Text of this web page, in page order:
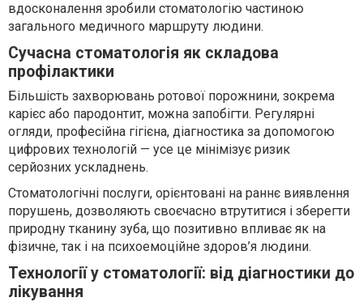
вдосконалення зробили стоматологію частиною
загального медичного маршруту людини.
Сучасна стоматологія як складова
профілактики
Більшість захворювань ротової порожнини, зокрема
карієс або пародонтит, можна запобігти. Регулярні
огляди, професійна гігієна, діагностика за допомогою
цифрових технологій — усе це мінімізує ризик
серйозних ускладнень.
Стоматологічні послуги, орієнтовані на раннє виявлення
порушень, дозволяють своєчасно втрутитися і зберегти
природну тканину зуба, що позитивно впливає як на
фізичне, так і на психоемоційне здоров’я людини.
Технології у стоматології: від діагностики до
лікування